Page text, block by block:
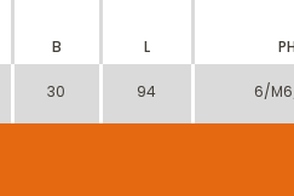
B L
PH
30 94 6/